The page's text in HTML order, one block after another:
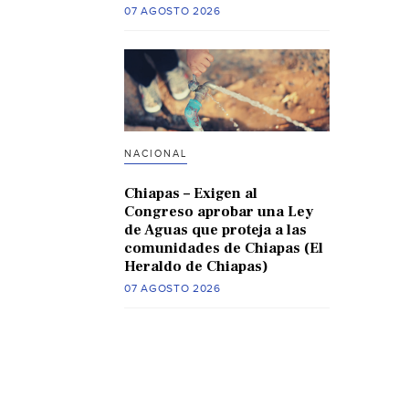
07 AGOSTO 2026
NACIONAL
Chiapas – Exigen al
Congreso aprobar una Ley
de Aguas que proteja a las
comunidades de Chiapas (El
Heraldo de Chiapas)
07 AGOSTO 2026